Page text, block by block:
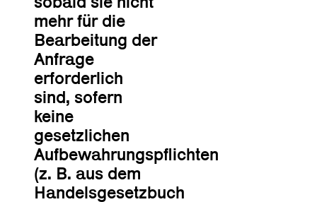
mehr für die
Bearbeitung der
Anfrage
erforderlich
sind, sofern
keine
gesetzlichen
Aufbewahrungspflichten
(z. B. aus dem
Handelsgesetzbuch